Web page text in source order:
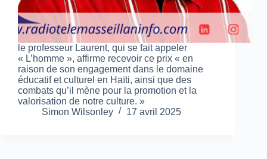
le professeur Laurent, qui se fait appeler
« L’homme », affirme recevoir ce prix « en
raison de son engagement dans le domaine
éducatif et culturel en Haïti, ainsi que des
combats qu’il mène pour la promotion et la
valorisation de notre culture. »
Simon Wilsonley
17 avril 2025